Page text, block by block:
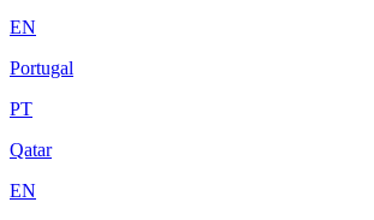
EN
Portugal
PT
Qatar
EN